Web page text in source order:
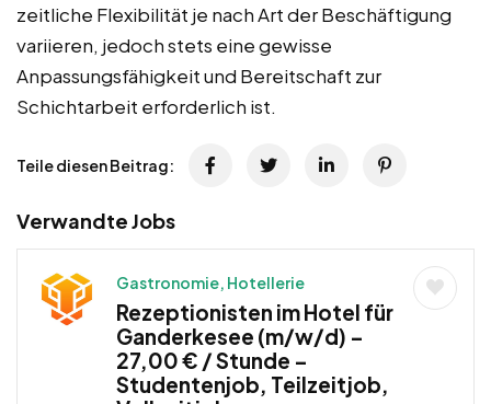
zeitliche Flexibilität je nach Art der Beschäftigung
variieren, jedoch stets eine gewisse
Anpassungsfähigkeit und Bereitschaft zur
Schichtarbeit erforderlich ist.
Teile diesen Beitrag:
Verwandte Jobs
Gastronomie, Hotellerie
Rezeptionisten im Hotel für
Ganderkesee (m/w/d) –
27,00 € / Stunde –
Studentenjob, Teilzeitjob,